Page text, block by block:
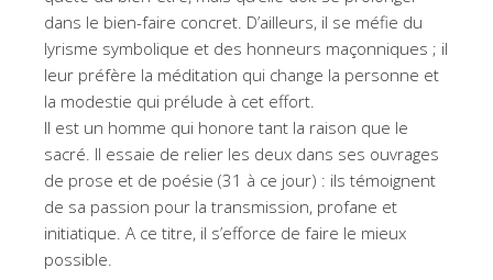
dans le bien-faire concret. D’ailleurs, il se méfie du
lyrisme symbolique et des honneurs maçonniques ; il
leur préfère la méditation qui change la personne et
la modestie qui prélude à cet effort.
Il est un homme qui honore tant la raison que le
sacré. Il essaie de relier les deux dans ses ouvrages
de prose et de poésie (31 à ce jour) : ils témoignent
de sa passion pour la transmission, profane et
initiatique. A ce titre, il s’efforce de faire le mieux
possible.